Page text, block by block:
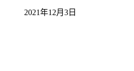
2021年12月3日